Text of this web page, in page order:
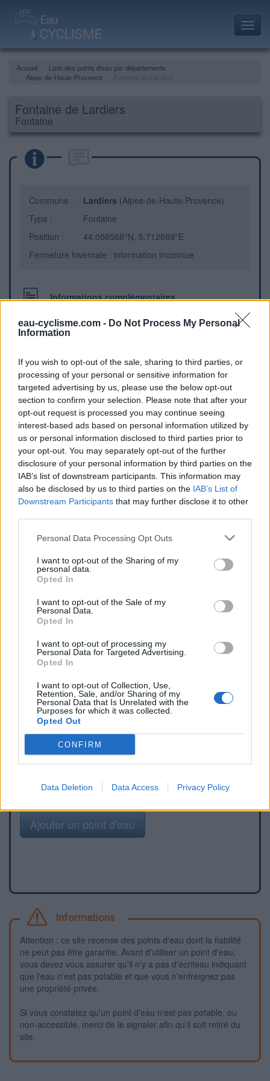
eau-cyclisme.com - Do Not Process My Personal
Information
If you wish to opt-out of the sale, sharing to third parties, or
processing of your personal or sensitive information for
targeted advertising by us, please use the below opt-out
section to confirm your selection. Please note that after your
opt-out request is processed you may continue seeing
interest-based ads based on personal information utilized by
us or personal information disclosed to third parties prior to
your opt-out. You may separately opt-out of the further
disclosure of your personal information by third parties on the
IAB’s list of downstream participants. This information may
also be disclosed by us to third parties on the IAB’s List of
Downstream Participants that may further disclose it to other
Personal Data Processing Opt Outs
I want to opt-out of the Sharing of my
personal data.
Opted In
I want to opt-out of the Sale of my
Personal Data.
Opted In
I want to opt-out of processing my
Personal Data for Targeted Advertising.
Opted In
I want to opt-out of Collection, Use,
Retention, Sale, and/or Sharing of my
Personal Data that Is Unrelated with the
Purposes for which it was collected.
Opted Out
CONFIRM
Data Deletion Data Access Privacy Policy
Accueil
Liste des points d'eau par départements
Alpes-de-Haute-Provence
Fontaine de Lardiers
Fontaine
Commune : Lardiers (Alpes-de-Haute-Provence)
Type :
Fontaine
Position :
44.056568°N, 5.712889°E
Fermeture hivernale : information inconnue
Informations complémentaires
Une fontaine se trouve sur la gauche peu après l'entrée du
village en arrivant d'Ongles.
Repères visuels
Afficher la carte
Signaler une erreur
Ajouter un point d'eau
Informations
Attention : ce site recense des points d'eau dont la fiabilité
ne peut pas être garantie. Avant d'utiliser un point d'eau,
vous devez vous assurer qu'il n'y a pas d'écriteau indiquant
que l'eau n'est pas potable et que vous n'enfreignez pas
une propriété privée.
Si vous constatez qu'un point d'eau n'est pas potable, ou
non-accessible, merci de le signaler afin qu'il soit retiré du
site.